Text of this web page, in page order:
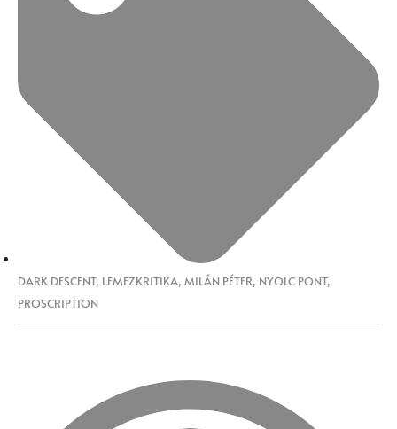
DARK DESCENT, LEMEZKRITIKA, MILÁN PÉTER, NYOLC PONT,
PROSCRIPTION